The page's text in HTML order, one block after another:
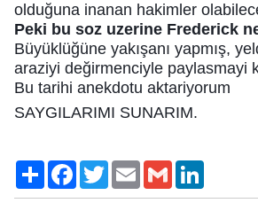
olduğuna inanan hakimler
Peki bu soz uzerine Frederick
Büyüklüğüne yakışanı yapmış,
araziyi değirmenciyle paylasmayi
Bu tarihi anekdotu aktariyorum
SAYGILARIMI SUNARIM.
Paylaş FacebookTwitter Email Gmail